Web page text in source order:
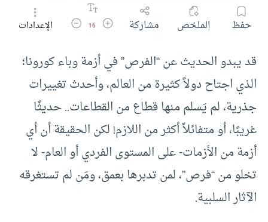
حفظ الملخص مشاركة زيادة حجم الخط
16 تقليل حجم الخط
الإعدادات
قد يبدو الحديث عن “الفرص” في أزمة وباء كورونا؛
الذي اجتاح دولاً كثيرة من العالم، وأحدث تغييرات
جذرية، لم يَسلم منها قطاع من القطاعات.. حديثًا
غريبًا، أو متفائلاً أكثر من اللازم! لكن الحقيقة أن أي
أزمة من الأزمات- على المستوى الفردي أو العام- لا
تخلو من “فرص”، لمن تدبرها بعمق، ومَن لم تستغرقه
الآثار السلبية.